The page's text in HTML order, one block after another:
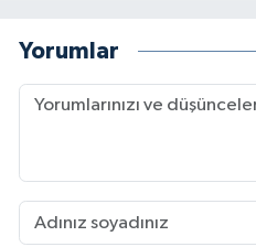
Yorumlar